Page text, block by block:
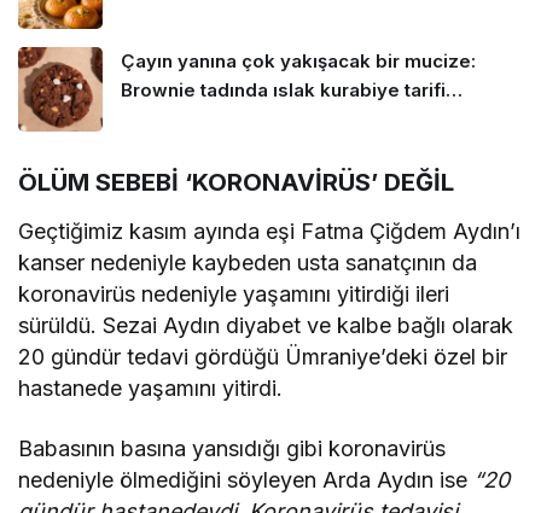
Çayın yanına çok yakışacak bir mucize:
Brownie tadında ıslak kurabiye tarifi…
ÖLÜM SEBEBİ ‘KORONAVİRÜS’ DEĞİL
Geçtiğimiz kasım ayında eşi Fatma Çiğdem Aydın’ı
kanser nedeniyle kaybeden usta sanatçının da
koronavirüs nedeniyle yaşamını yitirdiği ileri
sürüldü. Sezai Aydın diyabet ve kalbe bağlı olarak
20 gündür tedavi gördüğü Ümraniye’deki özel bir
hastanede yaşamını yitirdi.
Babasının basına yansıdığı gibi koronavirüs
nedeniyle ölmediğini söyleyen Arda Aydın ise “20